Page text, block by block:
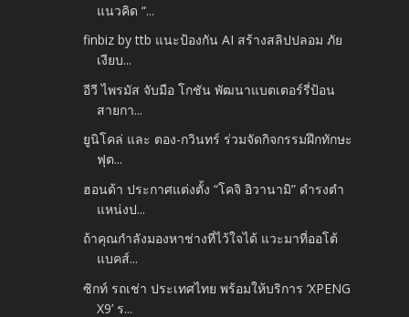
แนวคิด “...
finbiz by ttb แนะป้องกัน AI สร้างสลิปปลอม ภัย
เงียบ...
อีวี ไพรมัส จับมือ โกชัน พัฒนาแบตเตอร์รี่ป้อน
สายกา...
ยูนิโคล่ และ ตอง-กวินทร์ ร่วมจัดกิจกรรมฝึกทักษะ
ฟุต...
ฮอนด้า ประกาศแต่งตั้ง “โคจิ อิวานามิ” ดำรงตำ
แหน่งป...
ถ้าคุณกำลังมองหาช่างที่ไว้ใจได้ แวะมาที่ออโต้
แบคส์...
ซิกท์ รถเช่า ประเทศไทย พร้อมให้บริการ ‘XPENG
X9’ ร...